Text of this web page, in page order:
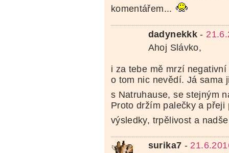
komentářem...
dadynekkk -
Ahoj Slávko,
i za tebe mě mrzí
o tom nic nevědí. Já sama
s Natruhause, se stejným
Proto držím palečky a přeji
výsledky, trpělivost a
surika7 -